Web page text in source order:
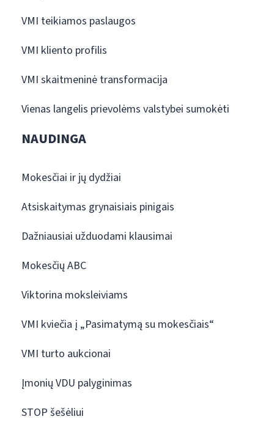
VMI teikiamos paslaugos
VMI kliento profilis
VMI skaitmeninė transformacija
Vienas langelis prievolėms valstybei sumokėti
NAUDINGA
Mokesčiai ir jų dydžiai
Atsiskaitymas grynaisiais pinigais
Dažniausiai užduodami klausimai
Mokesčių ABC
Viktorina moksleiviams
VMI kviečia į „Pasimatymą su mokesčiais“
VMI turto aukcionai
Įmonių VDU palyginimas
STOP šešėliui